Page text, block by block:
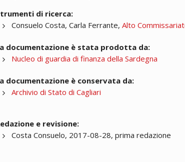
di ricerca:
Consuelo Costa, Carla Ferrante,Alto
documentazione è stata prodotta da:
Nucleo di guardia di finanza della Sardegna
documentazione è conservata da:
Archivio di Stato di Cagliari
e revisione:
Costa Consuelo, 2017-08-28, prima redazione